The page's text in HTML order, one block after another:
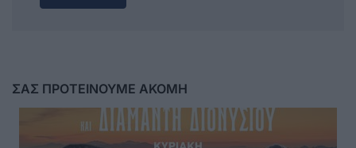
ΣΑΣ ΠΡΟΤΕΙΝΟΥΜΕ ΑΚΟΜΗ